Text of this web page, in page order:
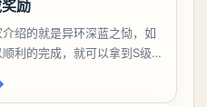
励
绍的就是异环深蓝之恸，如
利的完成，就可以拿到S级弧
于那些新手玩家并不建议直